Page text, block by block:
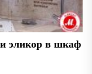
эликор в шкаф